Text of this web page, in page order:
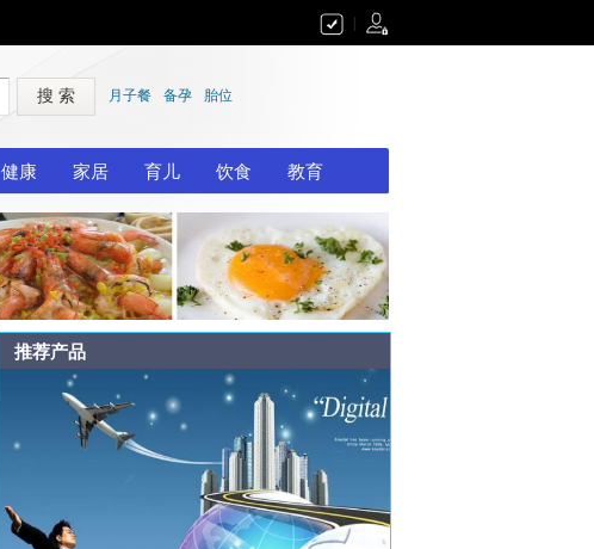
搜 索 月子餐 备孕 胎位
健康 家居 育儿 饮食 教育
推荐产品